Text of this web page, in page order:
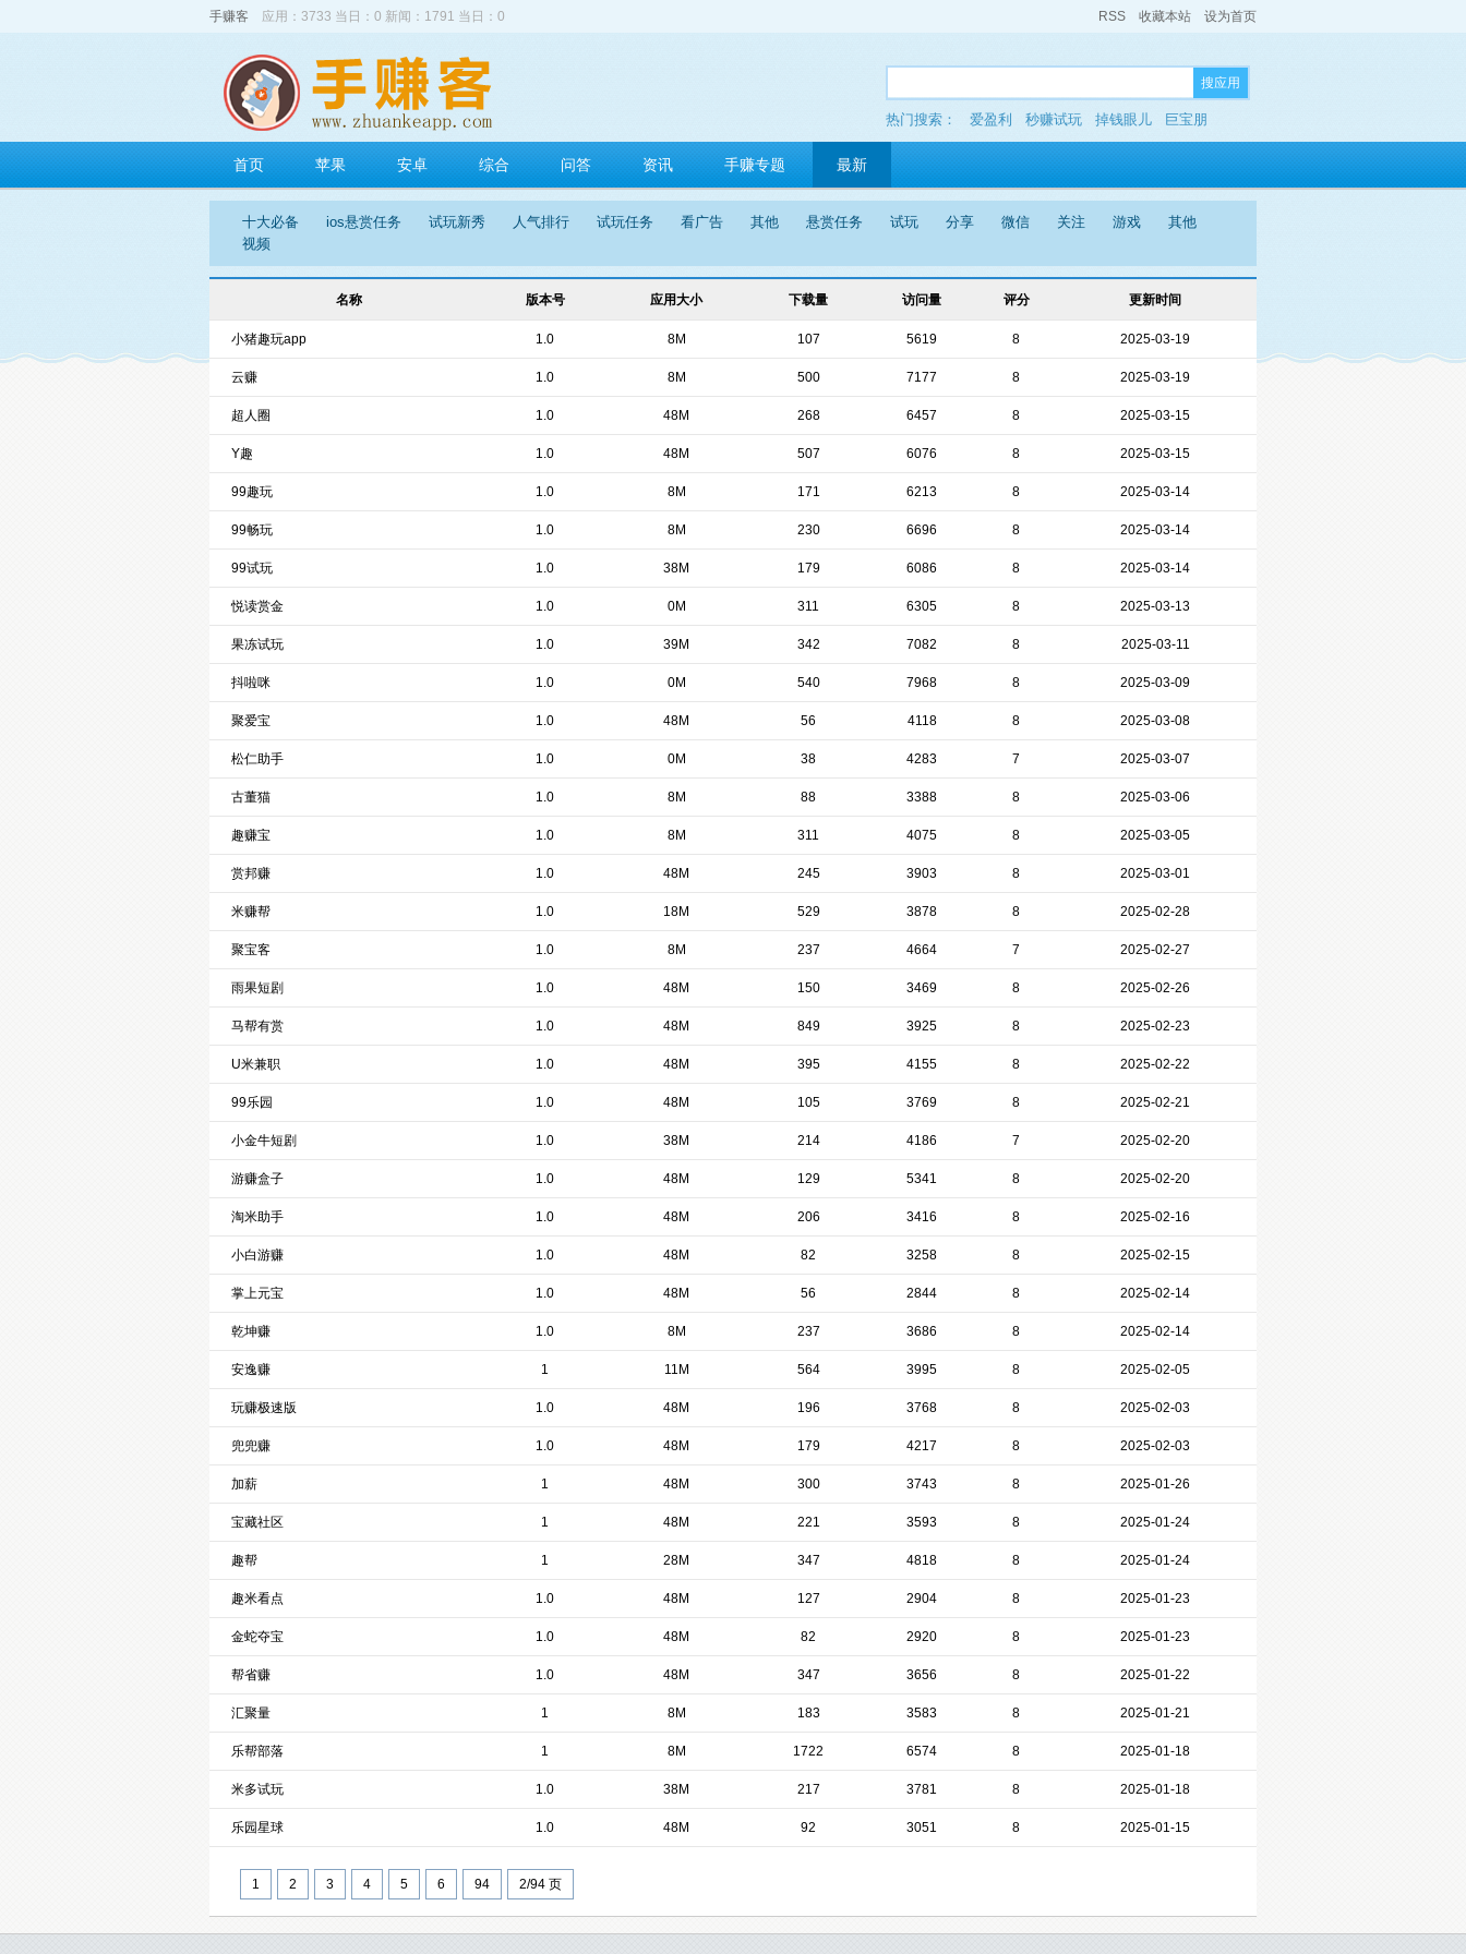
手赚客 应用：3733 当日：0 新闻：1791 当日：0 RSS 收藏本站 设为首页
搜应用
热门搜索： 爱盈利 秒赚试玩 掉钱眼儿 巨宝朋
首页 苹果 安卓 综合 问答 资讯 手赚专题 最新
十大必备 ios悬赏任务 试玩新秀 人气排行 试玩任务 看广告 其他 悬赏任务 试玩 分享 微信 关注 游戏
其他
视频
名称 版本号 应用大小 下载量 访问量 评分 更新时间
小猪趣玩app 1.0 8M 107 5619 8 2025-03-19
云赚 1.0 8M 500 7177 8 2025-03-19
超人圈 1.0 48M 268 6457 8 2025-03-15
Y趣 1.0 48M 507 6076 8 2025-03-15
99趣玩 1.0 8M 171 6213 8 2025-03-14
99畅玩 1.0 8M 230 6696 8 2025-03-14
99试玩 1.0 38M 179 6086 8 2025-03-14
悦读赏金 1.0 0M 311 6305 8 2025-03-13
果冻试玩 1.0 39M 342 7082 8 2025-03-11
抖啦咪 1.0 0M 540 7968 8 2025-03-09
聚爱宝 1.0 48M 56 4118 8 2025-03-08
松仁助手 1.0 0M 38 4283 7 2025-03-07
古董猫 1.0 8M 88 3388 8 2025-03-06
趣赚宝 1.0 8M 311 4075 8 2025-03-05
赏邦赚 1.0 48M 245 3903 8 2025-03-01
米赚帮 1.0 18M 529 3878 8 2025-02-28
聚宝客 1.0 8M 237 4664 7 2025-02-27
雨果短剧 1.0 48M 150 3469 8 2025-02-26
马帮有赏 1.0 48M 849 3925 8 2025-02-23
U米兼职 1.0 48M 395 4155 8 2025-02-22
99乐园 1.0 48M 105 3769 8 2025-02-21
小金牛短剧 1.0 38M 214 4186 7 2025-02-20
游赚盒子 1.0 48M 129 5341 8 2025-02-20
淘米助手 1.0 48M 206 3416 8 2025-02-16
小白游赚 1.0 48M 82 3258 8 2025-02-15
掌上元宝 1.0 48M 56 2844 8 2025-02-14
乾坤赚 1.0 8M 237 3686 8 2025-02-14
安逸赚 1 11M 564 3995 8 2025-02-05
玩赚极速版 1.0 48M 196 3768 8 2025-02-03
兜兜赚 1.0 48M 179 4217 8 2025-02-03
加薪 1 48M 300 3743 8 2025-01-26
宝藏社区 1 48M 221 3593 8 2025-01-24
趣帮 1 28M 347 4818 8 2025-01-24
趣米看点 1.0 48M 127 2904 8 2025-01-23
金蛇夺宝 1.0 48M 82 2920 8 2025-01-23
帮省赚 1.0 48M 347 3656 8 2025-01-22
汇聚量 1 8M 183 3583 8 2025-01-21
乐帮部落 1 8M 1722 6574 8 2025-01-18
米多试玩 1.0 38M 217 3781 8 2025-01-18
乐园星球 1.0 48M 92 3051 8 2025-01-15
1 2 3 4 5 6 94 2/94 页